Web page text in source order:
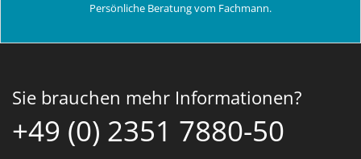
Persönliche Beratung vom Fachmann.
Sie brauchen mehr Informationen?
+49 (0) 2351 7880-50